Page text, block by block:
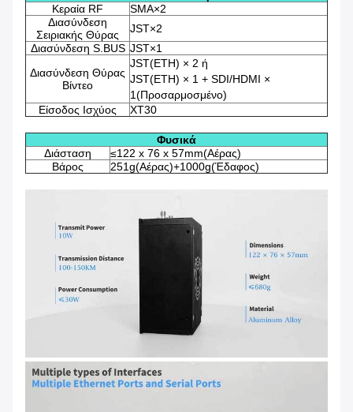
Κεραία RF
SMA×2
Διασύνδεση
Σειριακής Θύρας
JST×2
Διασύνδεση S.BUS JST×1
Διασύνδεση Θύρας
Βίντεο
JST(ETH) × 2 ή
JST(ETH) × 1 + SDI/HDMI ×
1(Προσαρμοσμένο)
Είσοδος Ισχύος
XT30
Φυσικά
Διάσταση
≤122 x 76 x 57mm(Αέρας)
Βάρος
251g(Αέρας)+1000g(Έδαφος)